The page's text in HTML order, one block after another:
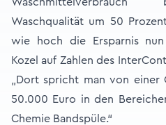
Waschqualität um 50
wie hoch die Ersparnis
Kozel auf Zahlen des
„Dort spricht man von einer
50.000 Euro in den
Chemie Bandspüle.“